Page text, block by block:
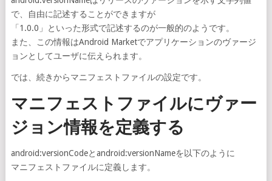
で、自由に記述することができますが
「1.0.0」といった形式で記述するのが一般的のようです。
また、この情報はAndroid Marketでアプリケーションのヴァージ
ョンとしてユーザに伝えられます。
では、続きからマニフェストファイルの設定です。
マニフェストファイルにヴァー
ジョン情報を定義する
android:versionCodeとandroid:versionNameを以下のように
マニフェストファイルに定義します。